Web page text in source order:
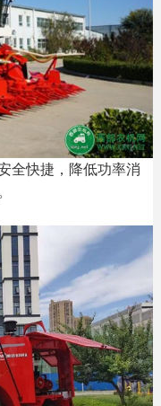
全快捷，降低功率消